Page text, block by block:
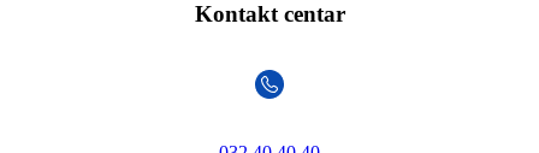
Kontakt centar